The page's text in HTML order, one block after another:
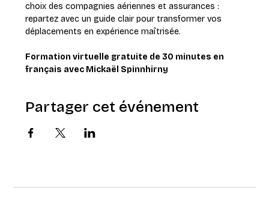
choix des compagnies aériennes et assurances :
repartez avec un guide clair pour transformer vos
déplacements en expérience maîtrisée.
Formation virtuelle gratuite de 30 minutes en
français avec Mickaël Spinnhirny
Partager cet événement